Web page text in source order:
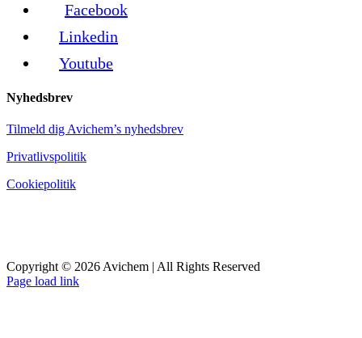
Facebook
Linkedin
Youtube
Nyhedsbrev
Tilmeld dig Avichem’s nyhedsbrev
Privatlivspolitik
Cookiepolitik
Copyright © 2026 Avichem | All Rights Reserved
Page load link